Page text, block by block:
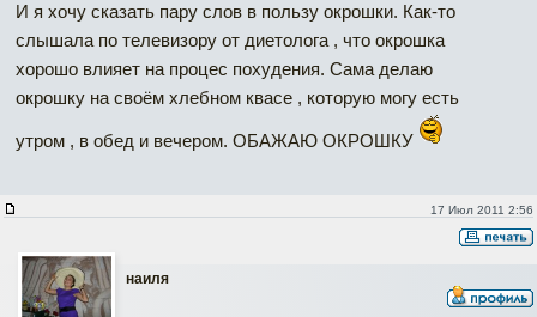
И я хочу сказать пару слов в пользу окрошки. Как-то
слышала по телевизору от диетолога , что окрошка
хорошо влияет на процес похудения. Сама делаю
окрошку на своём хлебном квасе , которую могу есть
утром , в обед и вечером. ОБАЖАЮ ОКРОШКУ
17 Июл 2011 2:56
наиля